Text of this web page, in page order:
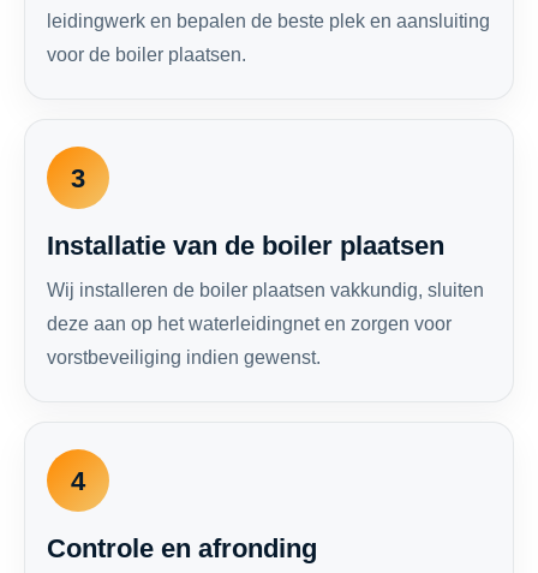
leidingwerk en bepalen de beste plek en aansluiting
voor de boiler plaatsen.
3
Installatie van de boiler plaatsen
Wij installeren de boiler plaatsen vakkundig, sluiten
deze aan op het waterleidingnet en zorgen voor
vorstbeveiliging indien gewenst.
4
Controle en afronding